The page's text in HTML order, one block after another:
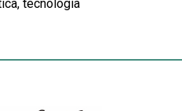
tecnología